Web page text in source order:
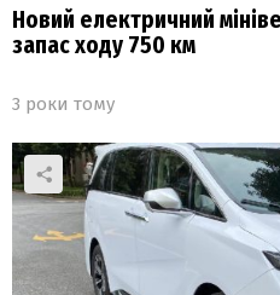
Новий електричний
запас ходу 750 км
3 роки тому